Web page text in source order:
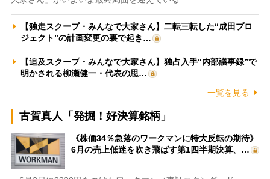
【独走スクープ・みんなで大家さん】二転三転した“成田プロ
ジェクト”の計画変更の裏で起き…
【追及スクープ・みんなで大家さん】独占入手“内部議事録”で
明かされる柳瀬健一・代表の思…
一覧を見る
古賀真人「発掘！好決算銘柄」
《株価34％急落のワークマンに特大反転の期待》
6月の売上低迷を吹き飛ばす第1四半期決算、…